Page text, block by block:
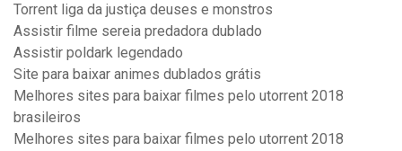
Torrent liga da justiça deuses e monstros
Assistir filme sereia predadora dublado
Assistir poldark legendado
Site para baixar animes dublados grátis
Melhores sites para baixar filmes pelo utorrent 2018
brasileiros
Melhores sites para baixar filmes pelo utorrent 2018